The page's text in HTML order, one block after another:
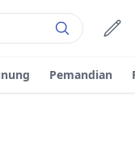
Pemandian